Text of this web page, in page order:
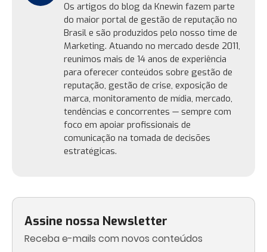
Assine nossa Newsletter
Receba e-mails com novos conteúdos
Os artigos do blog da Knewin fazem parte
do maior portal de gestão de reputação no
Brasil e são produzidos pelo nosso time de
Marketing. Atuando no mercado desde 2011,
reunimos mais de 14 anos de experiência
para oferecer conteúdos sobre gestão de
reputação, gestão de crise, exposição de
marca, monitoramento de mídia, mercado,
tendências e concorrentes — sempre com
foco em apoiar profissionais de
comunicação na tomada de decisões
estratégicas.